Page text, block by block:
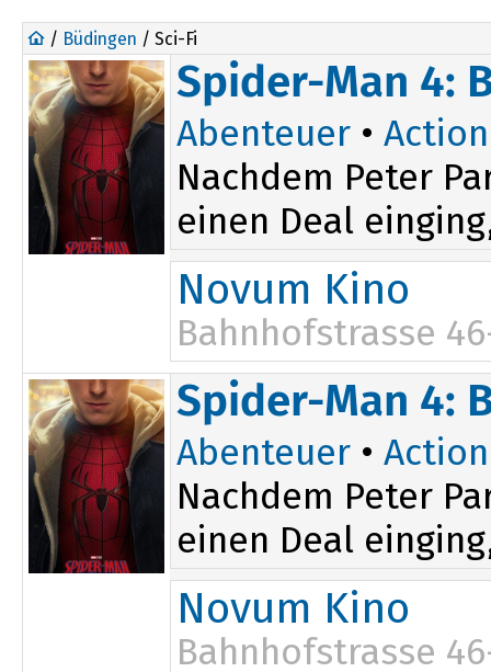
/ Büdingen / Sci-Fi
Spider-Man 4:
Abenteuer • Action
Nachdem Peter
einen Deal
Novum Kino
Bahnhofstrasse
17:15
19:00
Spider-Man 4:
Abenteuer • Action
Nachdem Peter
einen Deal
Novum Kino
Bahnhofstrasse